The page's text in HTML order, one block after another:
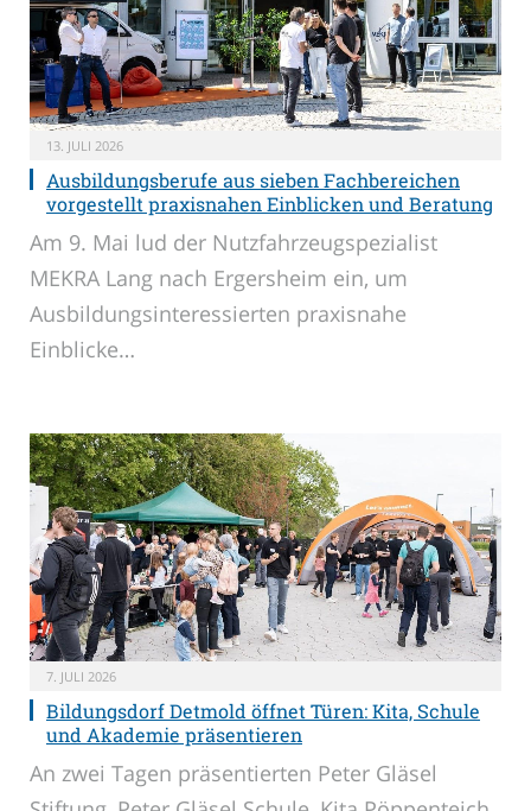
13. JULI 2026
Ausbildungsberufe aus sieben Fachbereichen
vorgestellt praxisnahen Einblicken und Beratung
Am 9. Mai lud der Nutzfahrzeugspezialist
MEKRA Lang nach Ergersheim ein, um
Ausbildungsinteressierten praxisnahe
Einblicke…
7. JULI 2026
Bildungsdorf Detmold öffnet Türen: Kita, Schule
und Akademie präsentieren
An zwei Tagen präsentierten Peter Gläsel